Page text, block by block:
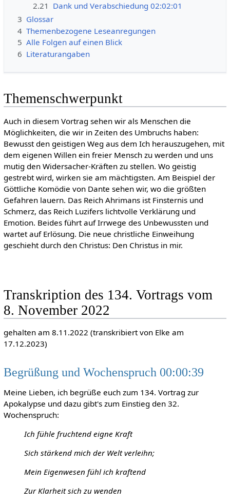
2.21 Dank und Verabschiedung 02:02:01
3 Glossar
4 Themenbezogene Leseanregungen
5 Alle Folgen auf einen Blick
6 Literaturangaben
Themenschwerpunkt
Auch in diesem Vortrag sehen wir als Menschen die
Möglichkeiten, die wir in Zeiten des Umbruchs haben:
Bewusst den geistigen Weg aus dem Ich herauszugehen, mit
dem eigenen Willen ein freier Mensch zu werden und uns
mutig den Widersacher-Kräften zu stellen. Wo geistig
gestrebt wird, wirken sie am mächtigsten. Am Beispiel der
Göttliche Komödie von Dante sehen wir, wo die größten
Gefahren lauern. Das Reich Ahrimans ist Finsternis und
Schmerz, das Reich Luzifers lichtvolle Verklärung und
Emotion. Beides führt auf Irrwege des Unbewussten und
wartet auf Erlösung. Die neue christliche Einweihung
geschieht durch den Christus: Den Christus in mir.
Transkription des 134. Vortrags vom
8. November 2022
gehalten am 8.11.2022 (transkribiert von Elke am
17.12.2023)
Begrüßung und Wochenspruch 00:00:39
Meine Lieben, ich begrüße euch zum 134. Vortrag zur
Apokalypse und dazu gibt's zum Einstieg den 32.
Wochenspruch:
Ich fühle fruchtend eigne Kraft
Sich stärkend mich der Welt verleihn;
Mein Eigenwesen fühl ich kraftend
Zur Klarheit sich zu wenden